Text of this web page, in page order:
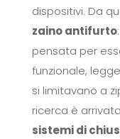
dispositivi. Da
zaino antifurto
pensata per
funzionale,
si limitavano a
ricerca è
sistemi di